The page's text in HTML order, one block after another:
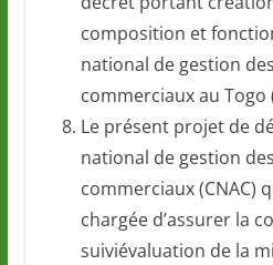
composition et
national de gestion
commerciaux au Togo
Le présent projet de
national de gestion
commerciaux (CNAC)
chargée d’assurer la
suiviévaluation de la